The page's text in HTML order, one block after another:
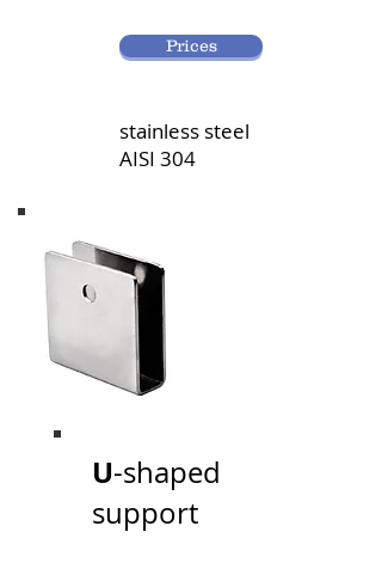
Prices
stainless steel
AISI 304
U-shaped
support